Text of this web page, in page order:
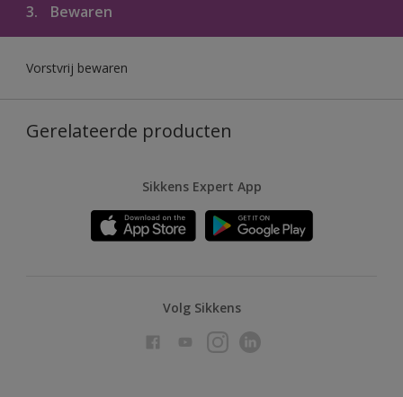
3. Bewaren
Vorstvrij bewaren
Gerelateerde producten
Sikkens Expert App
Volg Sikkens